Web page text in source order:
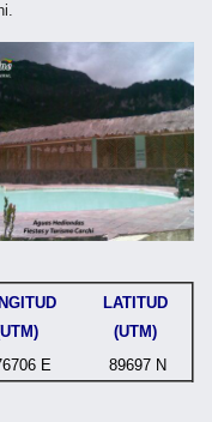
LATITUD
(UTM)
E 89697 N